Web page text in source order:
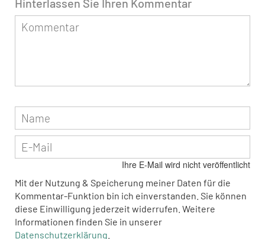
Hinterlassen Sie Ihren Kommentar
Ihre E-Mail wird nicht veröffentlicht
Mit der Nutzung & Speicherung meiner Daten für die
Kommentar-Funktion bin ich einverstanden. Sie können
diese Einwilligung jederzeit widerrufen. Weitere
Informationen finden Sie in unserer
Datenschutzerklärung